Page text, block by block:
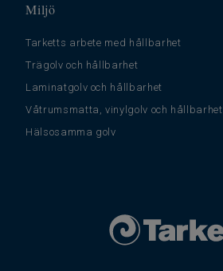
Miljö
Tarketts arbete med hållbarhet
Trägolv och hållbarhet
Laminatgolv och hållbarhet
Våtrumsmatta, vinylgolv och hållbarhet
Hälsosamma golv